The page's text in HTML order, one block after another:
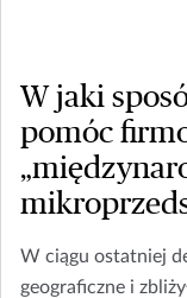
W jaki
pomóc
W ciągu ostatniej
geograficzne i